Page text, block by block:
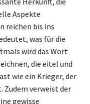
Aspekte
reichen bis ins
was für die
wird das Wort
die eitel und
wie ein Krieger, der
Zudem verweist der
gewisse